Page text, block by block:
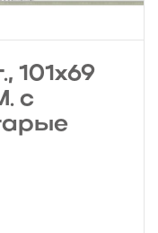
101х69
с